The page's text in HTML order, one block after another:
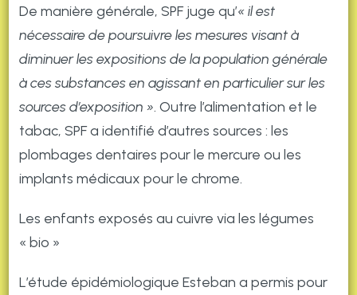
De manière générale, SPF juge qu’« il est
nécessaire de poursuivre les mesures visant à
diminuer les expositions de la population générale
à ces substances en agissant en particulier sur les
sources d’exposition ». Outre l’alimentation et le
tabac, SPF a identifié d’autres sources : les
plombages dentaires pour le mercure ou les
implants médicaux pour le chrome.
Les enfants exposés au cuivre via les légumes
« bio »
L’étude épidémiologique Esteban a permis pour